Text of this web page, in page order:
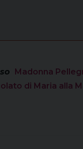
Madonna
di Maria alla